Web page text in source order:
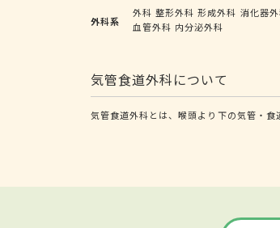
外科系
外科 整形外科 形成外科 消化器
血管外科 内分泌外科
気管食道外科について
気管食道外科とは、喉頭より下の気管・